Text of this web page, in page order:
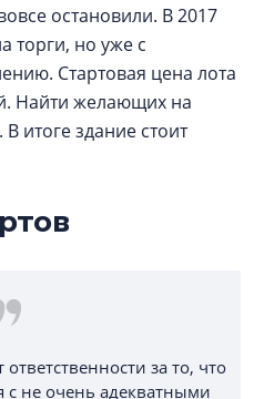
остановили. В 2017
торги, но уже с
Стартовая цена лота
Найти желающих на
итоге здание стоит
за то, что
с не очень адекватными